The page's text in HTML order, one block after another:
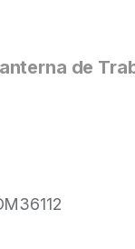
de